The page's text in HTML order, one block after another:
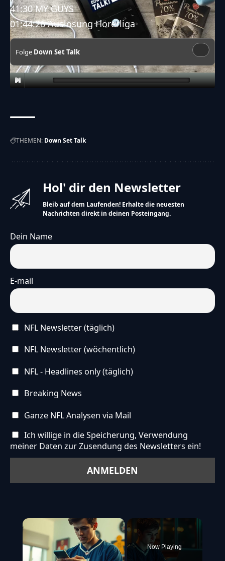
41:30 MY GUYS
01:44:26 Auslosung Hörerliga
Folge Down Set Talk
THEMEN: Down Set Talk
Hol' dir den Newsletter
Bleib auf dem Laufenden! Erhalte die neuesten
Nachrichten direkt in deinen Posteingang.
Dein Name
E-mail
NFL Newsletter (täglich)
NFL Newsletter (wöchentlich)
NFL - Headlines only (täglich)
Breaking News
Ganze NFL Analysen via Mail
Ich willige in die Speicherung, Verwendung
meiner Daten zur Zusendung des Newsletters ein!
×
Now Playing